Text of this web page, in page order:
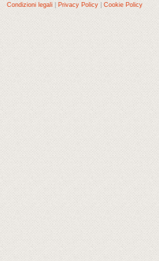
Condizioni legali
Privacy Policy Cookie Policy